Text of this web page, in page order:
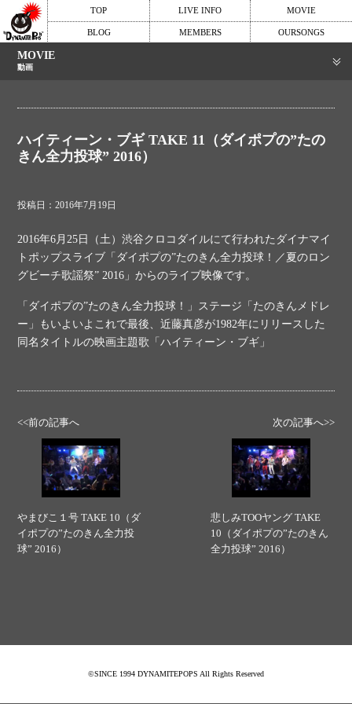
TOP LIVE INFO MOVIE
BLOG MEMBERS OURSONGS
MOVIE
動画
ハイティーン・ブギ TAKE 11（ダイポプの”たの
きん全力投球” 2016）
投稿日：2016年7月19日
2016年6月25日（土）渋谷クロコダイルにて行われたダイナマイ
トポップスライブ「ダイポプの”たのきん全力投球！／夏のロン
グビーチ歌謡祭” 2016」からのライブ映像です。
「ダイポプの”たのきん全力投球！」ステージ「たのきんメドレ
ー」もいよいよこれで最後、近藤真彦が1982年にリリースした
同名タイトルの映画主題歌「ハイティーン・ブギ」
<<前の記事へ
やまびこ１号 TAKE 10（ダ
イポプの”たのきん全力投
球” 2016）
次の記事へ>>
悲しみTOOヤング TAKE
10（ダイポプの”たのきん
全力投球” 2016）
©SINCE 1994 DYNAMITEPOPS All Rights Reserved